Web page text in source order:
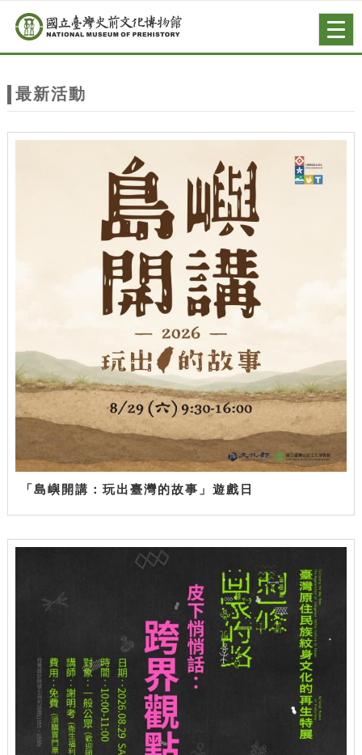
站
主
跳到主要內容
網站導覽
最新活動
「島嶼開講：玩出臺灣的故事」遊戲日